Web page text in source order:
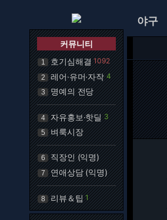
커뮤니티
1 호기심해결 1092
2 레어·유머·자작 4
3 명예의 전당
4 자유홍보·핫딜 3
5 벼룩시장
6 직장인 (익명)
7 연애상담 (익명)
8 리뷰＆팁 1
야구